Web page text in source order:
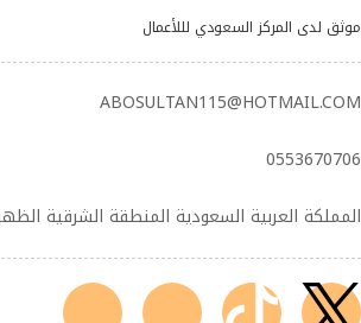
موثق لدى المركز السعودي لللأعمال
ABOSULTAN115@HOTMAIL.COM
0553670706
المملكة العربية السعودية المنطقة الشرقية